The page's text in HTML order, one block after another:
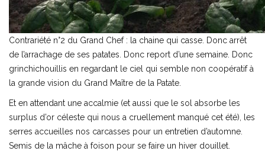
Contrariété n°2 du Grand Chef : la chaine qui casse. Donc arrêt
de l’arrachage de ses patates. Donc report d’une semaine. Donc
grinchichouillis en regardant le ciel qui semble non coopératif à
la grande vision du Grand Maître de la Patate.
Et en attendant une accalmie (et aussi que le sol absorbe les
surplus d’or céleste qui nous a cruellement manqué cet été), les
serres accueilles nos carcasses pour un entretien d’automne.
Semis de la mâche à foison pour se faire un hiver douillet.